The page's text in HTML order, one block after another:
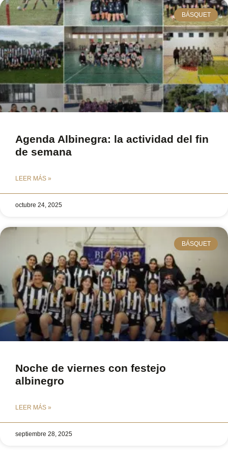
BÁSQUET
Agenda Albinegra: la actividad del fin
de semana
LEER MÁS »
octubre 24, 2025
BÁSQUET
Noche de viernes con festejo
albinegro
LEER MÁS »
septiembre 28, 2025